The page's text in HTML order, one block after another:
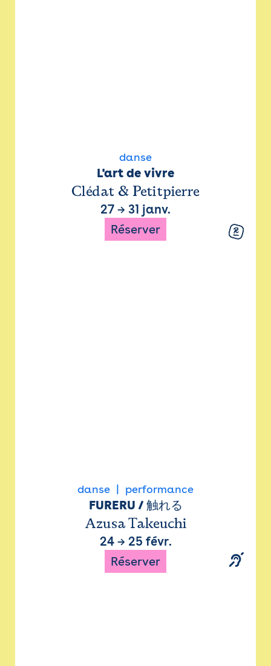
danse
L'art de vivre
Clédat & Petitpierre
27 → 31 janv.
Réserver
danse performance
FURERU / 触れる
Azusa Takeuchi
24→ 25 févr.
Réserver